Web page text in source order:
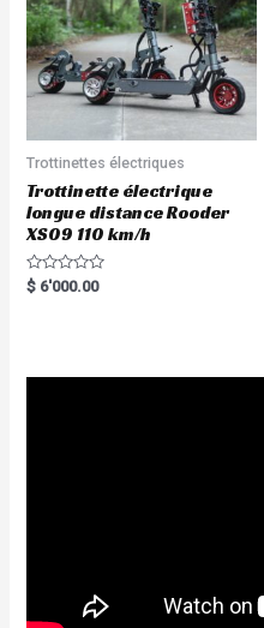
Trottinettes électriques
Trottinette électrique
longue distance Rooder
XS09 110 km/h
R
a
$ 6'000.00